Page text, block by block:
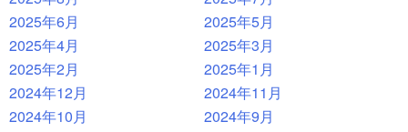
2025年6月
2025年5月
2025年4月
2025年3月
2025年2月
2025年1月
2024年12月
2024年11月
2024年10月
2024年9月